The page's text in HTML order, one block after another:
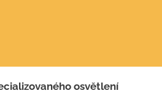
osvětlení